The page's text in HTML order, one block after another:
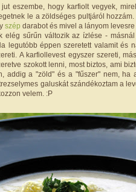
eszembe, hogy karfiolt vegyek,
le a zöldséges pultjáról
szép darabot és mivel a lányom
elég sűrűn változik az ízlése -
legutóbb éppen szeretett valamit és
A karfiollevest egyszer szereti,
szokott lenni, most biztos, ami
addig a "zöld" és a "fűszer" nem, ha
galuskát szándékoztam a
velem. :P